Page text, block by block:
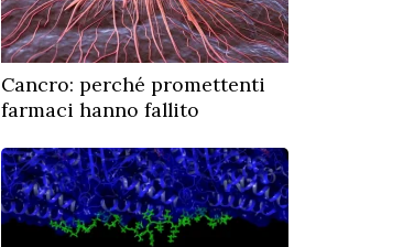
Cancro: perché promettenti
farmaci hanno fallito